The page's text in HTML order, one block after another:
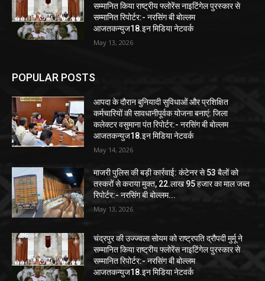
सम्मानित किया राष्ट्रीय फ्लोरेंस नाइटिंगेल पुरस्कार से
सम्मानित रिपोर्टर:- नरसिंग बी बोल्लम
आजतकन्युज18.इन मिडिया नेटवर्क
May 13, 2026
POPULAR POSTS
आपदा के दौरान बुनियादी सुविधाओं और प्रशिक्षित
कर्मचारियों की सावधानीपूर्वक योजना बनाएं: जिला
कलेक्टर वसुमाना पंत रिपोर्टर:- नरसिंग बी बोल्लम
आजतकन्युज18.इन मिडिया नेटवर्क
May 14, 2026
माजरी पुलिस की बड़ी कार्रवाई: कंटेनर से 53 बैलों को
तस्करों से कराया मुक्त, 22.लाख 95 हजार का माल जब्त
रिपोर्टर:- नरसिंग बी बोल्लम...
May 13, 2026
चंद्रपुर की उज्ज्वला सोयम को राष्ट्रपति द्रौपदी मुर्मू ने
सम्मानित किया राष्ट्रीय फ्लोरेंस नाइटिंगेल पुरस्कार से
सम्मानित रिपोर्टर:- नरसिंग बी बोल्लम
आजतकन्युज18.इन मिडिया नेटवर्क